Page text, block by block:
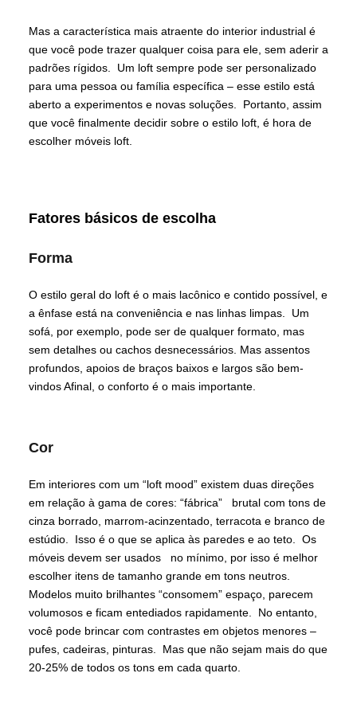
Mas a característica mais atraente do interior industrial é
que você pode trazer qualquer coisa para ele, sem aderir a
padrões rígidos. Um loft sempre pode ser personalizado
para uma pessoa ou família específica – esse estilo está
aberto a experimentos e novas soluções. Portanto, assim
que você finalmente decidir sobre o estilo loft, é hora de
escolher móveis loft.
Fatores básicos de escolha
Forma
O estilo geral do loft é o mais lacônico e contido possível, e
a ênfase está na conveniência e nas linhas limpas. Um
sofá, por exemplo, pode ser de qualquer formato, mas
sem detalhes ou cachos desnecessários. Mas assentos
profundos, apoios de braços baixos e largos são bem-
vindos Afinal, o conforto é o mais importante.
Cor
Em interiores com um “loft mood” existem duas direções
em relação à gama de cores: “fábrica” brutal com tons de
cinza borrado, marrom-acinzentado, terracota e branco de
estúdio. Isso é o que se aplica às paredes e ao teto. Os
móveis devem ser usados no mínimo, por isso é melhor
escolher itens de tamanho grande em tons neutros.
Modelos muito brilhantes “consomem” espaço, parecem
volumosos e ficam entediados rapidamente. No entanto,
você pode brincar com contrastes em objetos menores –
pufes, cadeiras, pinturas. Mas que não sejam mais do que
20-25% de todos os tons em cada quarto.